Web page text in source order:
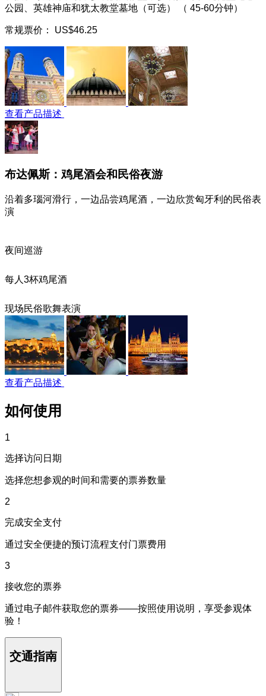
公园、英雄神庙和犹太教堂墓地（可选） （ 45-60分钟）
常规票价： US$46.25
查看产品描述
布达佩斯：鸡尾酒会和民俗夜游
沿着多瑙河滑行，一边品尝鸡尾酒，一边欣赏匈牙利的民俗表
演
夜间巡游
每人3杯鸡尾酒
现场民俗歌舞表演
查看产品描述
如何使用
1
选择访问日期
选择您想参观的时间和需要的票券数量
2
完成安全支付
通过安全便捷的预订流程支付门票费用
3
接收您的票券
通过电子邮件获取您的票券——按照使用说明，享受参观体
验！
交通指南